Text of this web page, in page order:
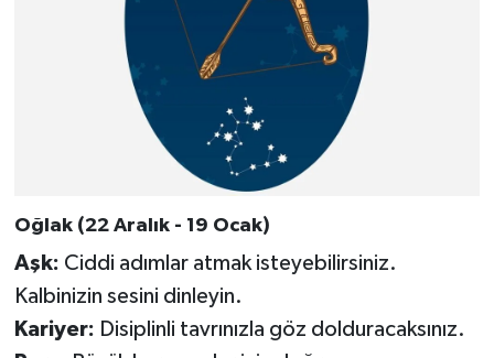
Oğlak (22 Aralık - 19 Ocak)
Aşk: Ciddi adımlar atmak isteyebilirsiniz.
Kalbinizin sesini dinleyin.
Kariyer: Disiplinli tavrınızla göz dolduracaksınız.